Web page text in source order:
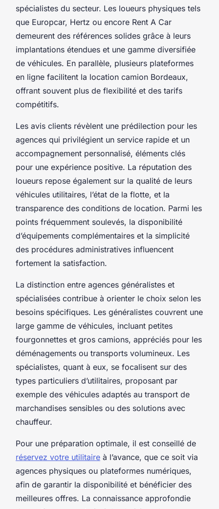
spécialistes du secteur. Les loueurs physiques tels
que Europcar, Hertz ou encore Rent A Car
demeurent des références solides grâce à leurs
implantations étendues et une gamme diversifiée
de véhicules. En parallèle, plusieurs plateformes
en ligne facilitent la location camion Bordeaux,
offrant souvent plus de flexibilité et des tarifs
compétitifs.
Les avis clients révèlent une prédilection pour les
agences qui privilégient un service rapide et un
accompagnement personnalisé, éléments clés
pour une expérience positive. La réputation des
loueurs repose également sur la qualité de leurs
véhicules utilitaires, l’état de la flotte, et la
transparence des conditions de location. Parmi les
points fréquemment soulevés, la disponibilité
d’équipements complémentaires et la simplicité
des procédures administratives influencent
fortement la satisfaction.
La distinction entre agences généralistes et
spécialisées contribue à orienter le choix selon les
besoins spécifiques. Les généralistes couvrent une
large gamme de véhicules, incluant petites
fourgonnettes et gros camions, appréciés pour les
déménagements ou transports volumineux. Les
spécialistes, quant à eux, se focalisent sur des
types particuliers d’utilitaires, proposant par
exemple des véhicules adaptés au transport de
marchandises sensibles ou des solutions avec
chauffeur.
Pour une préparation optimale, il est conseillé de
réservez votre utilitaire à l’avance, que ce soit via
agences physiques ou plateformes numériques,
afin de garantir la disponibilité et bénéficier des
meilleures offres. La connaissance approfondie